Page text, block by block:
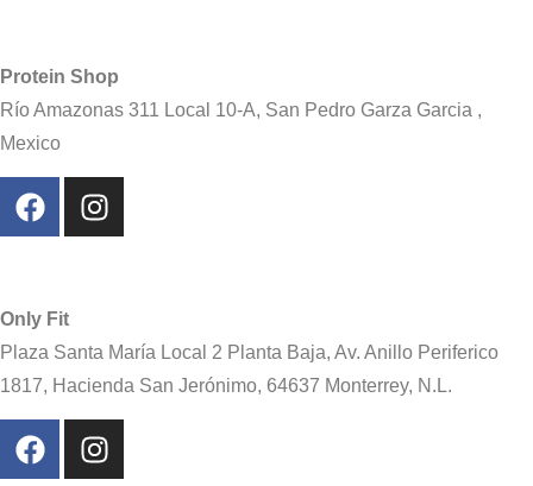
Protein Shop
Río Amazonas 311 Local 10-A, San Pedro Garza Garcia ,
Mexico
Only Fit
Plaza Santa María Local 2 Planta Baja, Av. Anillo Periferico
1817, Hacienda San Jerónimo, 64637 Monterrey, N.L.